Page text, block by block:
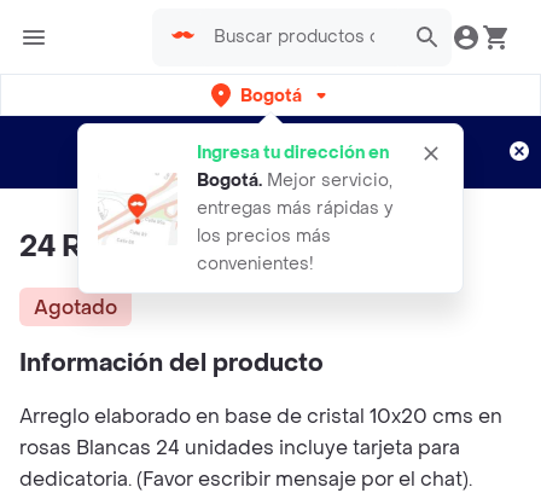
Bogotá
Ingresa tu dirección en
Bogotá. Mejor servicio,
entregas más rápidas y
los precios más
convenientes!
envíos gratis por semanas
Aplican TyC
24 Rosas Blancas En Cristal
Agotado
Información del producto
Arreglo elaborado en base de cristal 10x20 cms en
rosas Blancas 24 unidades incluye tarjeta para
dedicatoria. (Favor escribir mensaje por el chat).